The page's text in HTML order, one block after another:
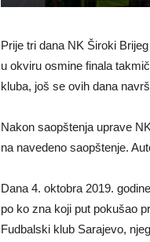
Prije tri dana NK Široki
u okviru osmine finala
kluba, još se ovih dana
Nakon saopštenja uprave
na navedeno saopštenje.
Dana 4. oktobra 2019.
po ko zna koji put pokušao
Fudbalski klub Sarajevo,